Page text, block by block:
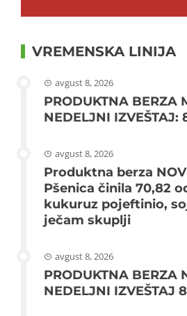
VREMENSKA LINIJA
avgust 8, 2026
PRODUKTNA BERZA
NEDELJNI IZVEŠTAJ:
avgust 8, 2026
Produktna berza
Pšenica činila 70,82
kukuruz pojeftinio,
ječam skuplji
avgust 8, 2026
PRODUKTNA BERZA
NEDELJNI IZVEŠTAJ